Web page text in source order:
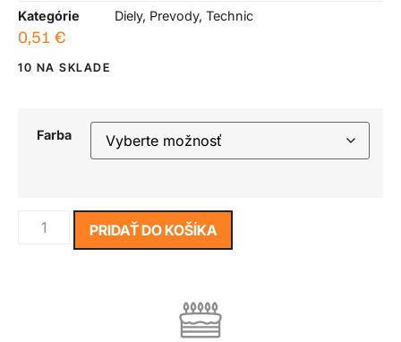
Kategórie
Diely, Prevody, Technic
0,51 €
10 NA SKLADE
Farba
PRIDAŤ DO KOŠÍKA